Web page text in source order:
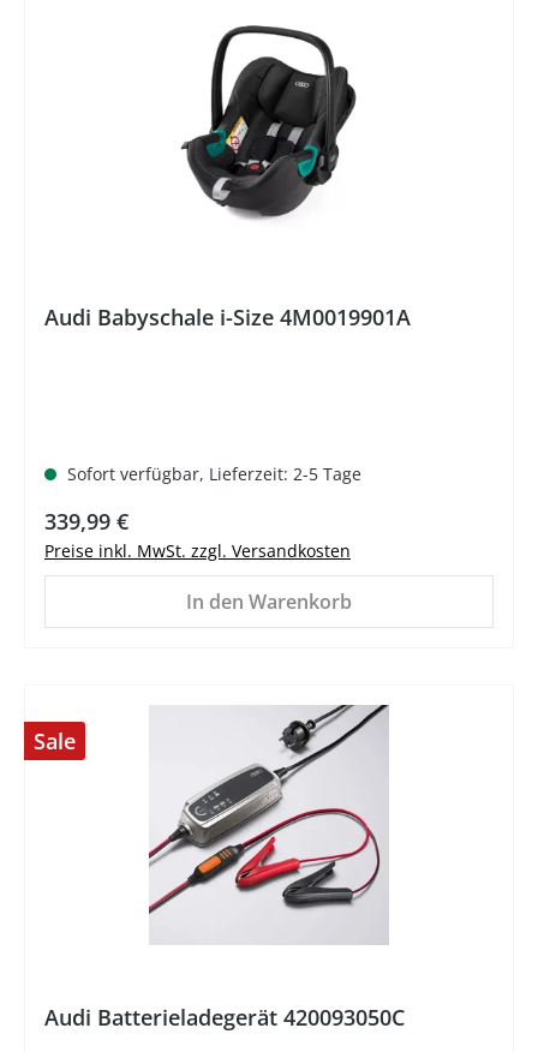
Audi Babyschale i-Size 4M0019901A
Sofort verfügbar, Lieferzeit: 2-5 Tage
Regulärer Preis:
339,99 €
Preise inkl. MwSt. zzgl. Versandkosten
In den Warenkorb
Sale
Audi Batterieladegerät 420093050C